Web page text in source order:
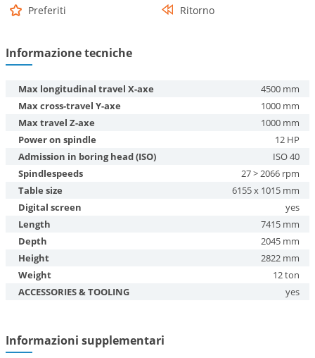
Preferiti
Ritorno
Informazione tecniche
Max longitudinal travel X-axe
4500 mm
Max cross-travel Y-axe
1000 mm
Max travel Z-axe
1000 mm
Power on spindle
12 HP
Admission in boring head (ISO)
ISO 40
Spindlespeeds
27 > 2066 rpm
Table size
6155 x 1015 mm
Digital screen
yes
Length
7415 mm
Depth
2045 mm
Height
2822 mm
Weight
12 ton
ACCESSORIES & TOOLING
yes
Informazioni supplementari